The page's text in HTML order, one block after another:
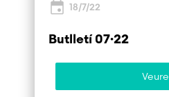
18/7/22
Butlletí 07·22
Veure